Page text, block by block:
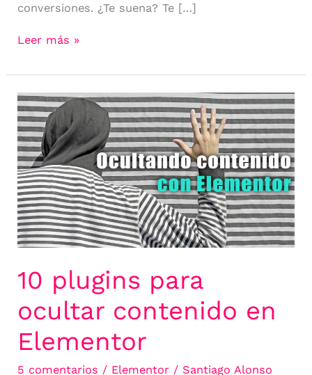
conversiones. ¿Te suena? Te […]
Leer más »
10 plugins para
ocultar contenido en
Elementor
5 comentarios / Elementor / Santiago Alonso
10
plugins
para
ocultar
contenido
en
Elementor